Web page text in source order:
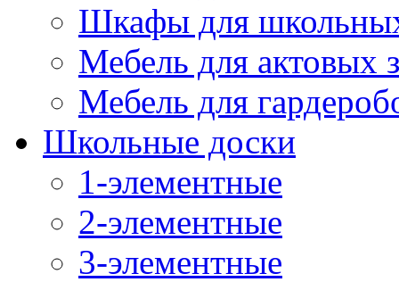
Шкафы для
Мебель для актовых
Мебель для
Школьные доски
1-элементные
2-элементные
3-элементные